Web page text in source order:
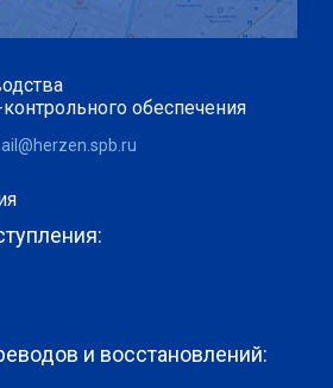
обеспечения
и восстановлений: